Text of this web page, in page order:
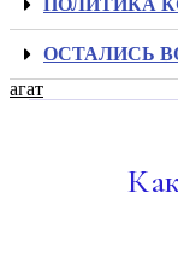
ПОЛИТИКА
ОСТАЛИСЬ
агат